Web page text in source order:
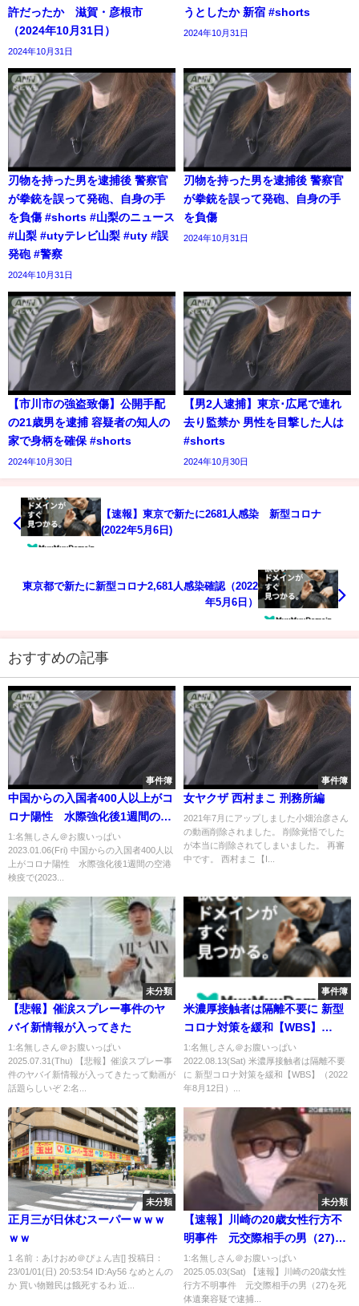
許だったか 滋賀・彦根市
（2024年10月31日）
2024年10月31日
うとしたか 新宿 #shorts
2024年10月31日
刃物を持った男を逮捕後 警察官
が拳銃を誤って発砲、自身の手
を負傷 #shorts #山梨のニュース
#山梨 #utyテレビ山梨 #uty #誤
発砲 #警察
2024年10月31日
刃物を持った男を逮捕後 警察官
が拳銃を誤って発砲、自身の手
を負傷
2024年10月31日
【市川市の強盗致傷】公開手配
の21歳男を逮捕 容疑者の知人の
家で身柄を確保 #shorts
2024年10月30日
【男2人逮捕】東京･広尾で連れ
去り監禁か 男性を目撃した人は
#shorts
2024年10月30日
【速報】東京で新たに2681人感染 新型コロナ
(2022年5月6日)
東京都で新たに新型コロナ2,681人感染確認（2022
年5月6日）
おすすめの記事
事件簿
中国からの入国者400人以上がコ
ロナ陽性 水際強化後1週間の空
港検疫で(2023年1月6日)
1:名無しさん＠お腹いっぱい
2023.01.06(Fri) 中国からの入国者400人以
上がコロナ陽性 水際強化後1週間の空港
検疫で(2023...
事件簿
女ヤクザ 西村まこ 刑務所編
2021年7月にアップしました小畑治彦さん
の動画削除されました。 削除覚悟でした
が本当に削除されてしまいました。 再審
中です。 西村まこ【I...
未分類
【悲報】催涙スプレー事件のヤ
バイ新情報が入ってきた
1:名無しさん＠お腹いっぱい
2025.07.31(Thu) 【悲報】催涙スプレー事
件のヤバイ新情報が入ってきたって動画が
話題らしいぞ 2:名...
事件簿
米濃厚接触者は隔離不要に 新型
コロナ対策を緩和【WBS】
（2022年8月12日）
1:名無しさん＠お腹いっぱい
2022.08.13(Sat) 米濃厚接触者は隔離不要
に 新型コロナ対策を緩和【WBS】（2022
年8月12日）...
未分類
正月三が日休むスーパーｗｗｗ
ｗｗ
1 名前：あけおめ＠ぴょん吉[] 投稿日：
23/01/01(日) 20:53:54 ID:Ay56 なめとんの
か 買い物難民は餓死するわ 近...
未分類
【速報】川崎の20歳女性行方不
明事件 元交際相手の男（27)を
死体遺棄容疑で逮捕 取り調べ
に淡々と応じ 「間違いありませ
ん」と容疑認める｜
1:名無しさん＠お腹いっぱい
2025.05.03(Sat) 【速報】川崎の20歳女性
行方不明事件 元交際相手の男（27)を死
体遺棄容疑で逮捕...